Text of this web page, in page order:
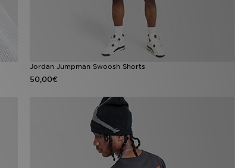
Jordan Jumpman Swoosh Shorts
50,00€